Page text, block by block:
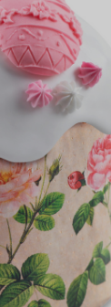
УРОКИ